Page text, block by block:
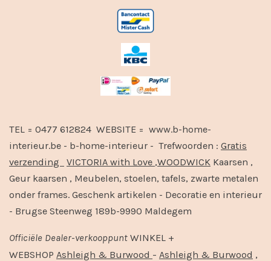
TEL = 0477 612824 WEBSITE = www.b-home-
interieur.be - b-home-interieur - Trefwoorden : Gratis
verzending
VICTORIA with Love ,WOODWICK Kaarsen ,
Geur kaarsen , Meubelen, stoelen, tafels, zwarte metalen
onder frames. Geschenk artikelen - Decoratie en interieur
- Brugse Steenweg 189b-9990 Maldegem
Officiële Dealer-verkooppunt WINKEL +
WEBSHOP Ashleigh & Burwood - Ashleigh & Burwood ,